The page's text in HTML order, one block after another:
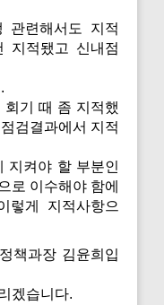
련해서도 지적
지적됐고 신내점
기 때 좀 지적했
검결과에서 지적
지켜야 할 부분인
로 이수해야 함에
렇게 지적사항으
책과장 김윤희입
겠습니다.